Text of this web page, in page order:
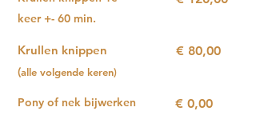
keer +- 60 min.
Krullen knippen
(alle volgende keren)
€ 80,00
Pony of nek bijwerken € 0,00